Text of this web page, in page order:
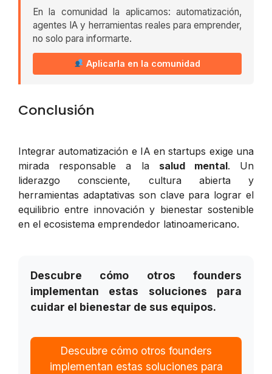
En la comunidad la aplicamos: automatización,
agentes IA y herramientas reales para emprender,
no solo para informarte.
Aplicarla en la comunidad
Conclusión
Integrar automatización e IA en startups exige una
mirada responsable a la salud mental. Un
liderazgo consciente, cultura abierta y
herramientas adaptativas son clave para lograr el
equilibrio entre innovación y bienestar sostenible
en el ecosistema emprendedor latinoamericano.
Descubre cómo otros founders
implementan estas soluciones para
cuidar el bienestar de sus equipos.
Descubre cómo otros founders
implementan estas soluciones para